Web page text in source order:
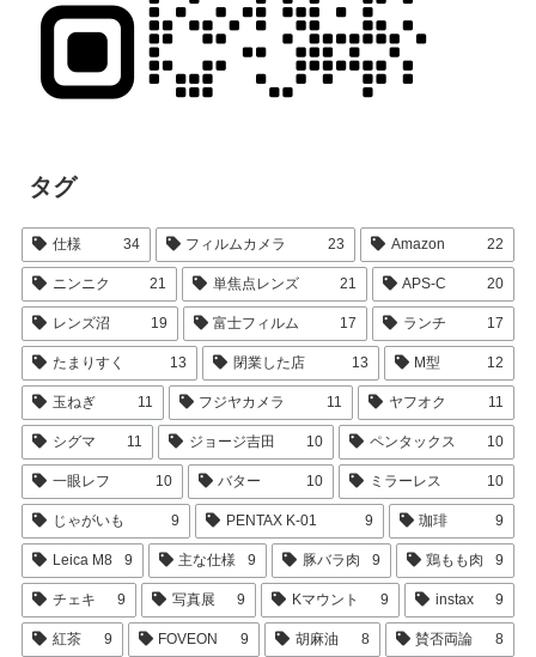
タグ
仕様 34 フィルムカメラ 23 Amazon 22
ニンニク 21 単焦点レンズ 21 APS-C 20
レンズ沼 19 富士フィルム 17 ランチ 17
たまりすく 13 閉業した店 13 M型 12
玉ねぎ 11 フジヤカメラ 11 ヤフオク 11
シグマ 11 ジョージ吉田 10 ペンタックス 10
一眼レフ 10 バター 10 ミラーレス 10
じゃがいも 9 PENTAX K-01 9 珈琲 9
Leica M8 9 主な仕様 9 豚バラ肉 9 鶏もも肉 9
チェキ 9 写真展 9 Kマウント 9 instax 9
紅茶 9 FOVEON 9 胡麻油 8 賛否両論 8